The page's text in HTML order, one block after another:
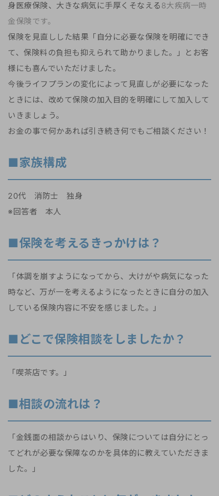
身医療保険、大きな病気に手厚くそなえる 8大疾病一時
金保険です。
保険を見直しした結果「自分に必要な保険を明確にでき
て、保険料の負担も抑えられて助かりました。」とお客
様にも喜んでいただけました。
今後ライフプランの変化によって見直しが必要になった
ときには、改めて保険の加入目的を明確にして加入して
いきましょう。
お金の事で何かあれば引き続き何でもご相談ください！
■家族構成
20代 消防士 独身
※回答者 本人
■保険を考えるきっかけは？
「体調を崩すようになってから、大けがや病気になった
時など、万が一を考えるようになったときに自分の加入
している保険内容に不安を感じました。」
■どこで保険相談をしましたか？
「喫茶店です。」
■相談の流れは？
「金銭面の相談からはいり、保険については自分にとっ
てどれが必要な保障なのかを具体的に教えていただきま
した。」